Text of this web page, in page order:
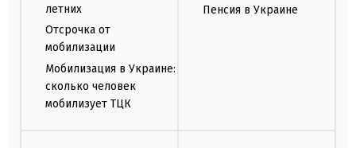
летних
Отсрочка от
мобилизации
Мобилизация в Украине:
сколько человек
мобилизует ТЦК
Пенсия в Украине